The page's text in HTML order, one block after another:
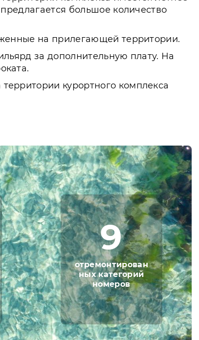
большое количество
на прилегающей территории.
за дополнительную плату. На
курортного комплекса
в курортном комплексе
9
отремонтирован
ных категорий
номеров